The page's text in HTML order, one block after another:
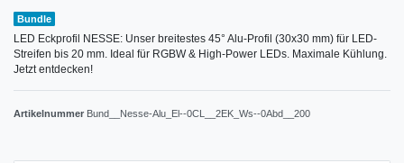
Bundle
LED Eckprofil NESSE: Unser breitestes 45° Alu-Profil (30x30 mm) für LED-
Streifen bis 20 mm. Ideal für RGBW & High-Power LEDs. Maximale Kühlung.
Jetzt entdecken!
Artikelnummer Bund__Nesse-Alu_El--0CL__2EK_Ws--0Abd__200